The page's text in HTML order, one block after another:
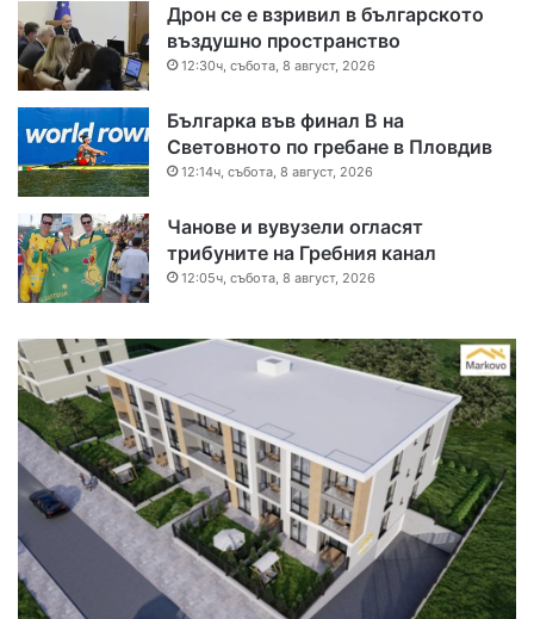
Дрон се е взривил в българското
въздушно пространство
12:30ч, събота, 8 август, 2026
Българка във финал B на
Световното по гребане в Пловдив
12:14ч, събота, 8 август, 2026
Чанове и вувузели огласят
трибуните на Гребния канал
12:05ч, събота, 8 август, 2026